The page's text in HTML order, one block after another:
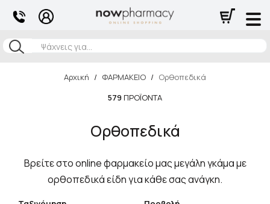
Αναζήτηση
Αρχική / ΦΑΡΜΑΚΕΙΟ / Ορθοπεδικά
579 ΠΡΟΪΌΝΤΑ
Ορθοπεδικά
Βρείτε στο online φαρμακείο μας μεγάλη γκάμα με
ορθοπεδικά είδη για κάθε σας ανάγκη.